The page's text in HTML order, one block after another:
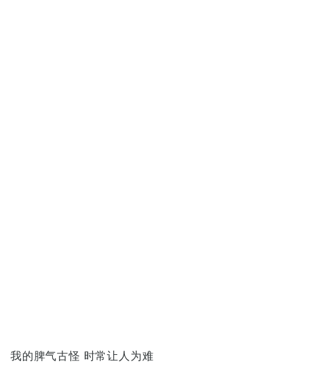
我的脾气古怪 时常让人为难